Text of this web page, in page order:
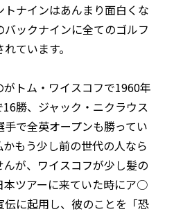
トナインはあんまり面白くな
ックナインに全てのゴルフ
ています。
トム・ワイスコフで1960年
勝、ジャック・ニクラウス
で全英オープンも勝ってい
もう少し前の世代の人なら
が、ワイスコフが少し髪の
本ツアーに来ていた時にア○
に起用し、彼のことを「恐